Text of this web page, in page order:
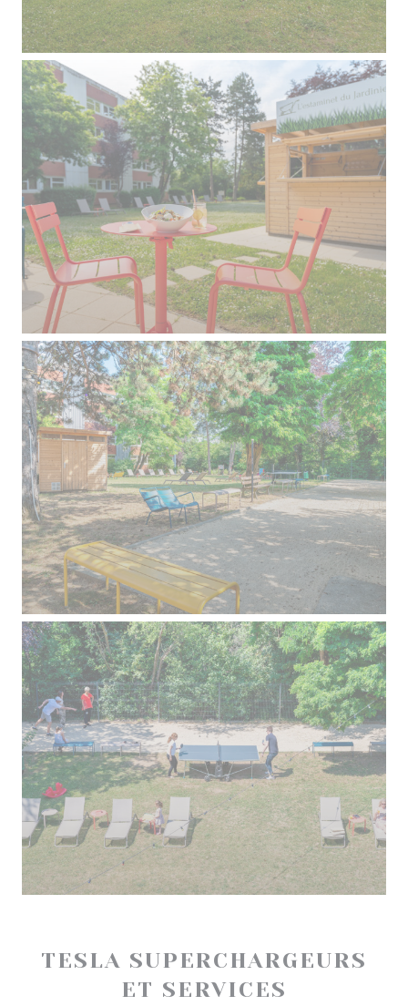
TESLA SUPERCHARGEURS
ET SERVICES